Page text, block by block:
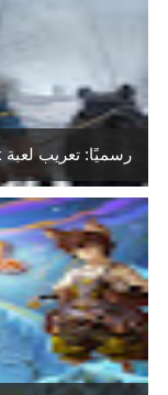
رسميًا: تعريب لعبة God Of War Ragnarok!